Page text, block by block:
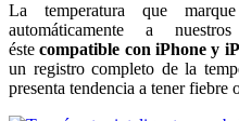
La temperatura que
automáticamente a
éstecompatible con iPhone y
un registro completo de la
presenta tendencia a tener fiebre